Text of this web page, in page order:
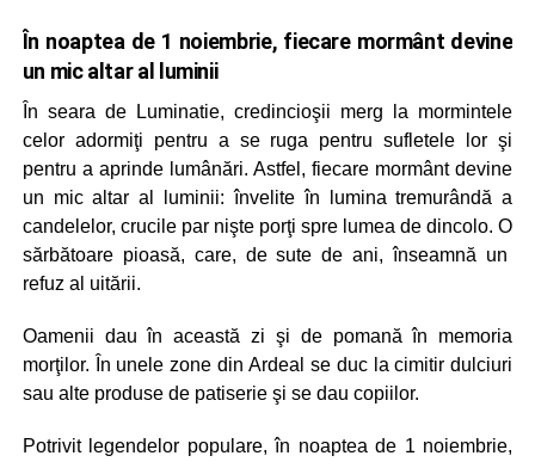
În noaptea de 1 noiembrie, fiecare mormânt devine
un mic altar al luminii
În seara de Luminatie, credincioşii merg la mormintele
celor adormiţi pentru a se ruga pentru sufletele lor şi
pentru a aprinde lumânări. Astfel, fiecare mormânt devine
un mic altar al luminii: învelite în lumina tremurândă a
candelelor, crucile par nişte porţi spre lumea de dincolo. O
sărbătoare pioasă, care, de sute de ani, înseamnă un
refuz al uitării.
Oamenii dau în această zi şi de pomană în memoria
morţilor. În unele zone din Ardeal se duc la cimitir dulciuri
sau alte produse de patiserie şi se dau copiilor.
Potrivit legendelor populare, în noaptea de 1 noiembrie,